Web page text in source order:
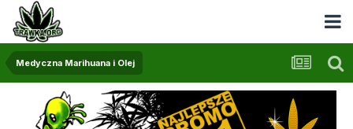
Medyczna Marihuana i Olej